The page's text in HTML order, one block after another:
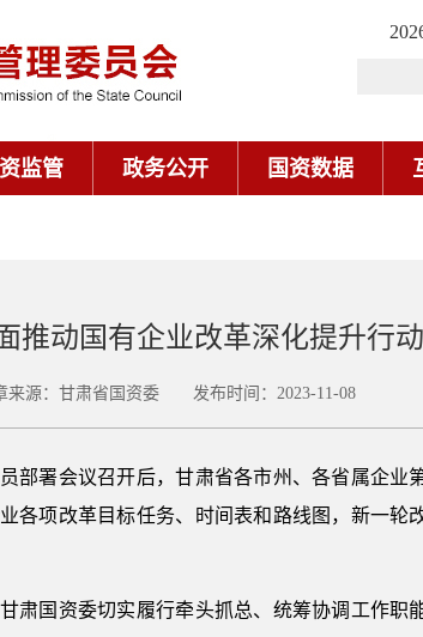
监管 政务公开 国资数据
推动国有企业改革深化提升行
来源：甘肃省国资委 发布时间：2023-11-08
署会议召开后，甘肃省各市州、各省属企业
各项改革目标任务、时间表和路线图，新一轮
甘肃国资委切实履行牵头抓总、统筹协调工作职